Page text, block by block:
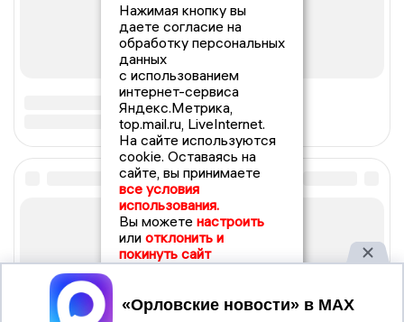
Нажимая кнопку вы
даете согласие на
обработку персональных
данных
с использованием
интернет-сервиса
Яндекс.Метрика,
top.mail.ru, LiveInternet.
На сайте используются
cookie. Оставаясь на
сайте, вы принимаете
все условия
использования.
Вы можете настроить
или отклонить и
покинуть сайт
Принять